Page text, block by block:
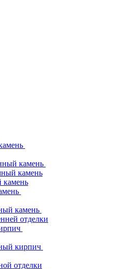
камень
камень
камень
камень
отделки
кирпич
отделки